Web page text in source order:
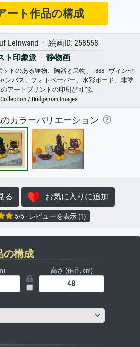
ート作品の構成
Leinwand · 絵画ID: 258558
ト印象派 · 静物画
トのある静物、陶器と果物、1888 · ヴィンセ
ンバス、フォトペーパー、水彩ボード、非塗
アートプリントの印刷が可能。
/ Bridgeman Images
カラーバリエーション
る お気に入りに追加
5/5 · レビューを表示 (1)
の構成
高さ (作品, cm)